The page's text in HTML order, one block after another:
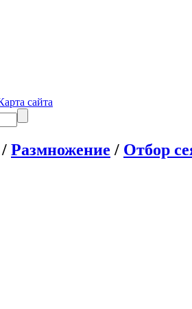
сайта
/ Размножение / Отбор